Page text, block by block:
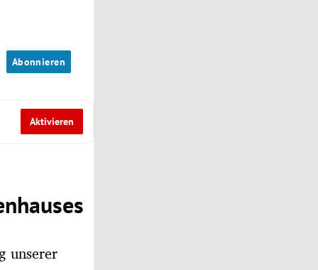
Abonnieren
Aktivieren
unserer